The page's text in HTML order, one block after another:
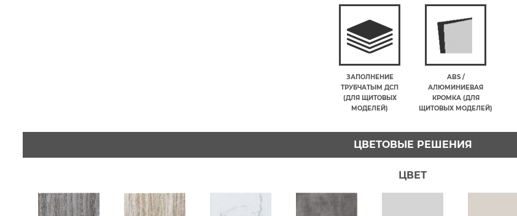
ЗАПОЛНЕНИЕ
ТРУБЧАТЫМ ДСП
(ДЛЯ ЩИТОВЫХ
МОДЕЛЕЙ)
ABS /
АЛЮМИНИЕВАЯ
КРОМКА (ДЛЯ
ЩИТОВЫХ МОДЕЛЕЙ)
ЦВЕТОВЫЕ РЕШЕНИЯ
ЦВЕТ